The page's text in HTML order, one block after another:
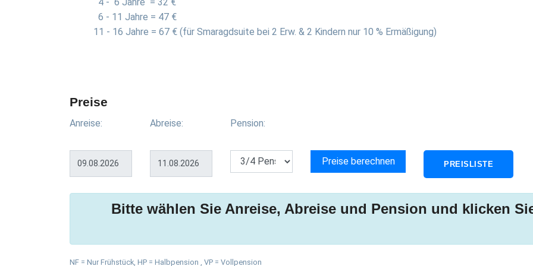
6 - 11 Jahre = 47 €
11 - 16 Jahre = 67 € (für Smaragdsuite bei 2 Erw. & 2 Kindern nur 10 % Ermäßigung)
Preise
Anreise: Abreise: Pension:
PREISLISTE
Bitte wählen Sie Anreise, Abreise und Pension und klicken
NF = Nur Frühstück, HP = Halbpension , VP = Vollpension